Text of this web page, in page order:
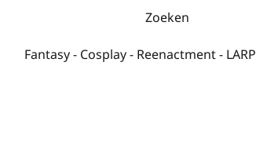
Fantasy - Cosplay - Reenactment - LARP